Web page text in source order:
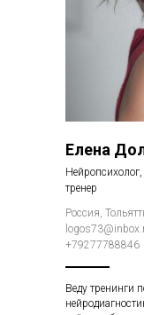
Елена
тренер
Россия,
+79277788846
Веду тренинги